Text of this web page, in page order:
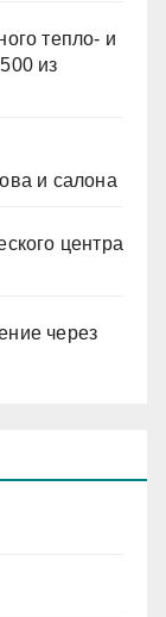
тепло- и
из
и салона
центра
через